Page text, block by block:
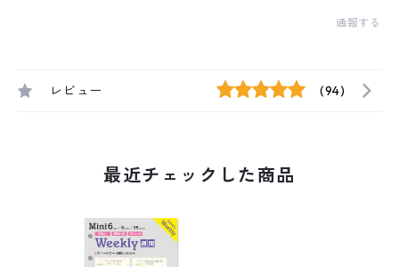
通報する
レビュー (94)
最近チェックした商品